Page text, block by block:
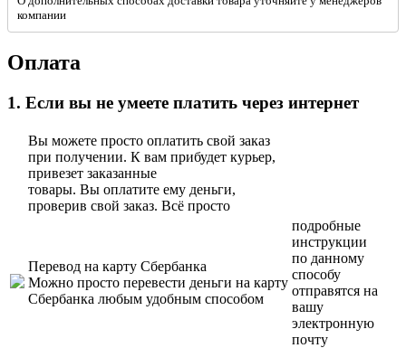
компании
Оплата
1. Если вы не умеете платить через интернет
Вы можете просто оплатить свой заказ
при получении. К вам прибудет курьер,
привезет заказанные
товары. Вы оплатите ему деньги,
проверив свой заказ. Всё просто
Перевод на карту Сбербанка
Можно просто перевести деньги на карту
Сбербанка любым удобным способом
подробные
инструкции
по данному
способу
отправятся на
вашу
электронную
почту